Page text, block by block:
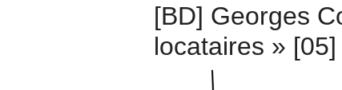
[BD] Georges
locataires » [05]